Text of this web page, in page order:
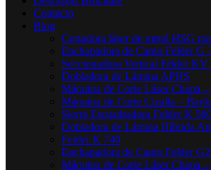
Contacto
Blog
Cortadora láser de metal HSG
Enchapadora de Canto Felder G
Seccionadora Vertical Felder KV
Dobladora de Lámina APHS
Máquina de Corte Láser Chapa
Máquina de Corte Cizalla –
Sierra Escuadradora Felder K
Dobladora de Lámina Híbrida
Felder K 740
Enchapadora de Canto Felder
Máquina de Corte Láser Chapa